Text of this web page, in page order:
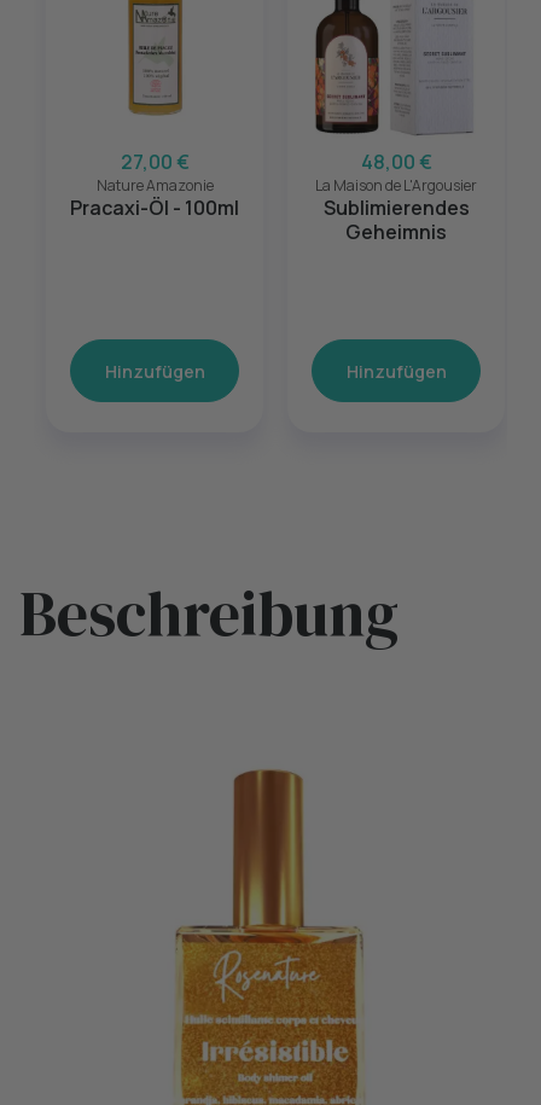
27,00 €
Nature Amazonie
Pracaxi-Öl - 100ml
Hinzufügen
48,00 €
La Maison de L'Argousier
Sublimierendes
Geheimnis
Hinzufügen
Beschreibung